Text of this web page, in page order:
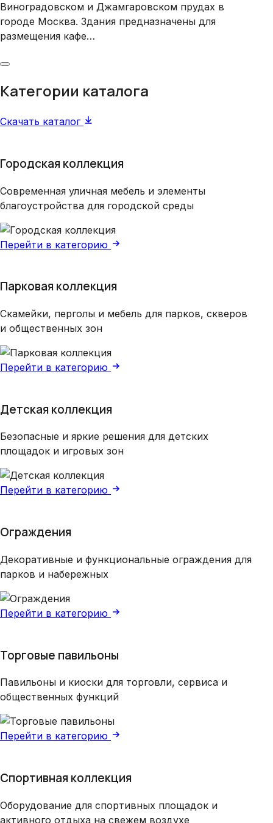
Виноградовском и Джамгаровском прудах в
городе Москва. Здания предназначены для
размещения кафе…
Категории каталога
Скачать каталог
Городская коллекция
Современная уличная мебель и элементы
благоустройства для городской среды
Перейти в категорию
Парковая коллекция
Скамейки, перголы и мебель для парков, скверов
и общественных зон
Перейти в категорию
Детская коллекция
Безопасные и яркие решения для детских
площадок и игровых зон
Перейти в категорию
Ограждения
Декоративные и функциональные ограждения для
парков и набережных
Перейти в категорию
Торговые павильоны
Павильоны и киоски для торговли, сервиса и
общественных функций
Перейти в категорию
Спортивная коллекция
Оборудование для спортивных площадок и
активного отдыха на свежем воздухе